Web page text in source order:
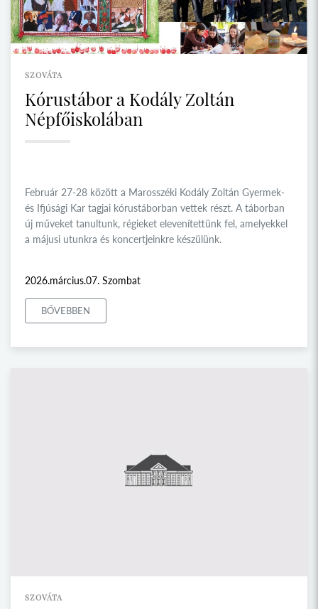
SZOVÁTA
Kórustábor a Kodály Zoltán
Népfőiskolában
Február 27-28 között a Marosszéki Kodály Zoltán Gyermek-
és Ifjúsági Kar tagjai kórustáborban vettek részt. A táborban
új műveket tanultunk, régieket elevenítettünk fel, amelyekkel
a májusi utunkra és koncertjeinkre készülünk.
2026.március.07. Szombat
BŐVEBBEN
SZOVÁTA